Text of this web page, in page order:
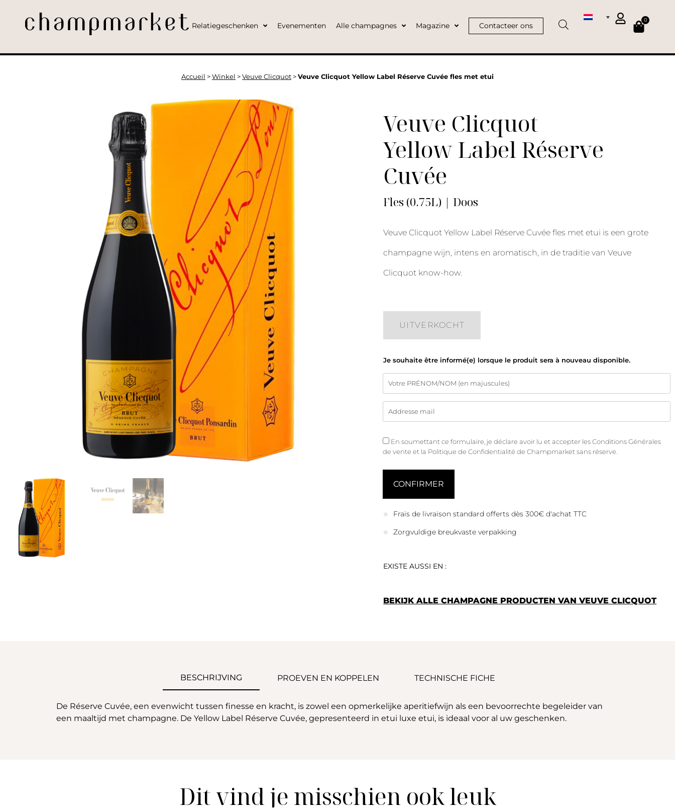
Relatiegeschenken Evenementen Alle champagnes Magazine Contacteer ons
0
Accueil > Winkel > Veuve Clicquot > Veuve Clicquot Yellow Label Réserve Cuvée fles met etui
Veuve Clicquot
Yellow Label Réserve
Cuvée
Fles (0.75L) | Doos
Veuve Clicquot Yellow Label Réserve Cuvée fles met etui is een grote
champagne wijn, intens en aromatisch, in de traditie van Veuve
Clicquot know-how.
UITVERKOCHT
Je souhaite être informé(e) lorsque le produit sera à nouveau disponible.
En soumettant ce formulaire, je déclare avoir lu et accepter lesConditions Générales
de venteet la Politique de Confidentialitéde Champmarket sans réserve.
Frais de livraison standard offerts dès 300€ d'achat TTC
Zorgvuldige breukvaste verpakking
EXISTE AUSSI EN :
BEKIJK ALLE CHAMPAGNE PRODUCTEN VAN VEUVE CLICQUOT
BESCHRIJVING PROEVEN EN KOPPELEN TECHNISCHE FICHE
De Réserve Cuvée, een evenwicht tussen finesse en kracht, is zowel een opmerkelijke aperitiefwijn als een bevoorrechte begeleider van
een maaltijd met champagne. De Yellow Label Réserve Cuvée, gepresenteerd in etui luxe etui, is ideaal voor al uw geschenken.
Dit vind je misschien ook leuk